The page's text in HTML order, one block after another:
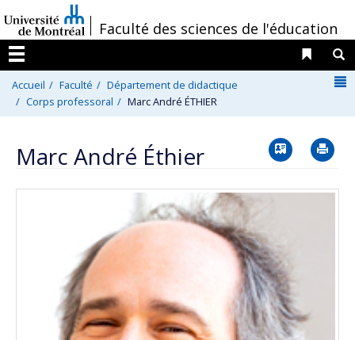
au
contenu
/Faculté des sciences de l'éducation
Menu
Liens
Accueil Faculté
Département de didactique
Corps professoral
Marc André ÉTHIER
Marc André Éthier Vcard